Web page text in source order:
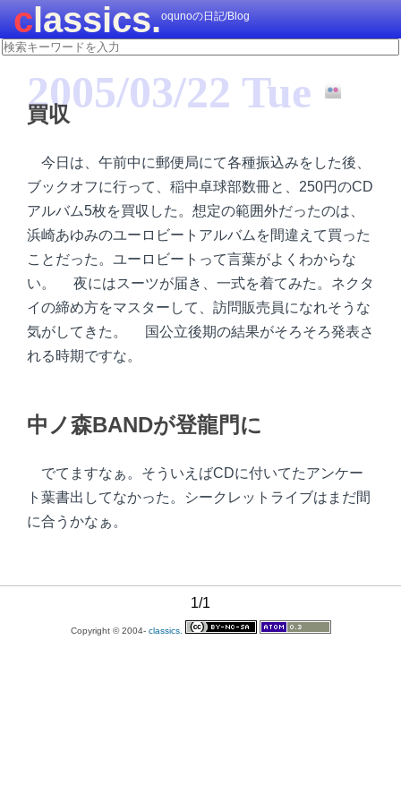
classics.oqunoの日記/Blog
2005/03/22 Tue
買収
今日は、午前中に郵便局にて各種振込みをした後、
ブックオフに行って、稲中卓球部数冊と、250円のCD
アルバム5枚を買収した。想定の範囲外だったのは、
浜崎あゆみのユーロビートアルバムを間違えて買った
ことだった。ユーロビートって言葉がよくわからな
い。 夜にはスーツが届き、一式を着てみた。ネクタ
イの締め方をマスターして、訪問販売員になれそうな
気がしてきた。 国公立後期の結果がそろそろ発表さ
れる時期ですな。
中ノ森BANDが登龍門に
でてますなぁ。そういえばCDに付いてたアンケー
ト葉書出してなかった。シークレットライブはまだ間
に合うかなぁ。
1/1
Copyright © 2004- classics.